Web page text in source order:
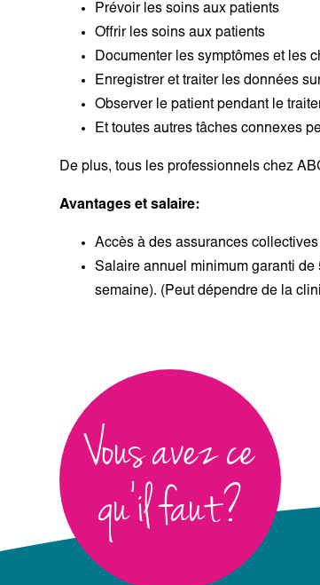
Prévoir les soins aux patients
Offrir les soins aux patients
Documenter les symptômes et les
Enregistrer et traiter les données
Observer le patient pendant le
Et toutes autres tâches connexes
De plus, tous les professionnels chez
Avantages et salaire:
Accès à des assurances
Salaire annuel minimum garanti de
semaine). (Peut dépendre de la
Vous avez ce
qu’il faut?